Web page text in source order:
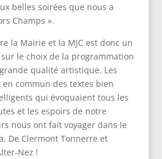
belles soirées que nous a
Champs ».
la Mairie et la MJC est donc un
le choix de la programmation
qualité artistique. Les
commun des textes bien
qui évoquaient tous les
et les espoirs de notre
nous ont fait voyager dans le
De Clermont Tonnerre et
Nez !